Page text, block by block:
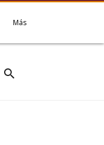
Más
search